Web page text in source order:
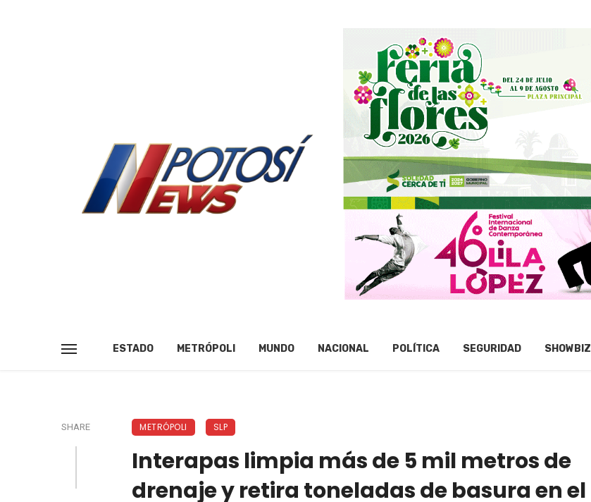
ESTADO METRÓPOLI MUNDO NACIONAL POLÍTICA SEGURIDAD SHOWBIZ
SHARE METRÓPOLI SLP
Interapas limpia más de 5 mil metros de
drenaje y retira toneladas de basura en el